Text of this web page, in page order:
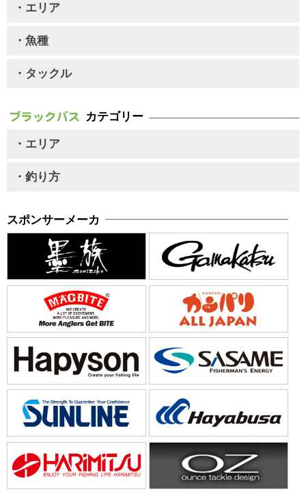
・エリア
・魚種
・タックル
カテゴリー
・エリア
・釣り方
スポンサーメーカ